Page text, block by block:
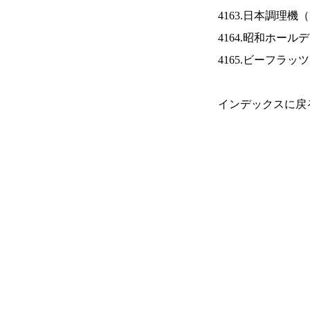
4163.日本調理機（
4164.昭和ホール
4165.ビーフラッ
インデックスに戻